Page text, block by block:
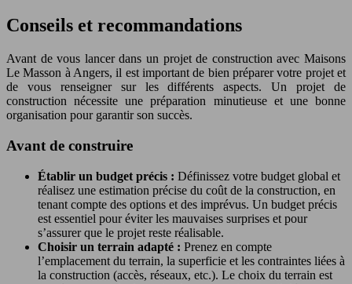
Conseils et recommandations
Avant de vous lancer dans un projet de construction avec Maisons
Le Masson à Angers, il est important de bien préparer votre projet et
de vous renseigner sur les différents aspects. Un projet de
construction nécessite une préparation minutieuse et une bonne
organisation pour garantir son succès.
Avant de construire
Établir un budget précis : Définissez votre budget global et
réalisez une estimation précise du coût de la construction, en
tenant compte des options et des imprévus. Un budget précis
est essentiel pour éviter les mauvaises surprises et pour
s’assurer que le projet reste réalisable.
Choisir un terrain adapté : Prenez en compte
l’emplacement du terrain, la superficie et les contraintes liées à
la construction (accès, réseaux, etc.). Le choix du terrain est